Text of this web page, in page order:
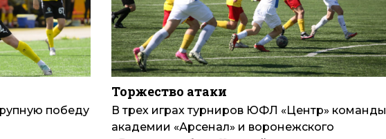
победу
Торжество атаки
В трех играх турниров ЮФЛ «Центр» команды
академии «Арсенал» и воронежского